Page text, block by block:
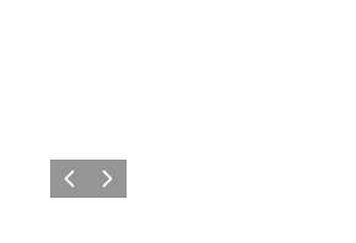
Vorherige Folie
Nächste Folie